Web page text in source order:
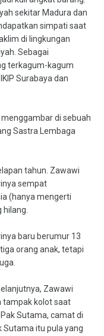
sekitar Madura dan
simpati saat
di lingkungan
Sebagai
terkagum-kagum
Surabaya dan
di sebuah
Sastra Lembaga
tahun. Zawawi
sempat
(hanya mengerti
baru berumur 13
orang anak, tetapi
Zawawi
tampak kolot saat
Sutama, camat di
itu pula yang